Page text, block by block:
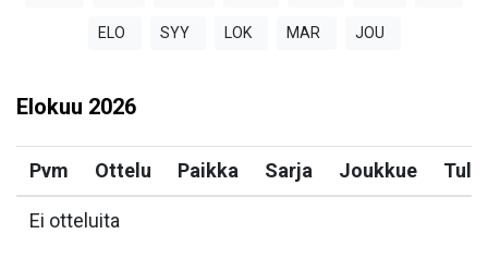
ELO SYY LOK MAR JOU
Elokuu 2026
Pvm Ottelu Paikka Sarja Joukkue
Ei otteluita